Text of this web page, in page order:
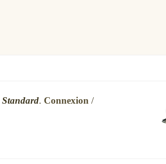
Standard. Connexion /